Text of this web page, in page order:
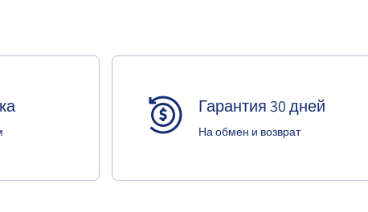
Гарантия 30 дней
На обмен и возврат